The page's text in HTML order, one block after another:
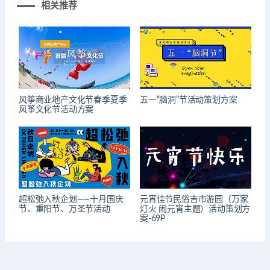
相关推荐
风筝商业地产文化节春季夏季
风筝文化节活动方案
五一“脑洞”节活动策划方案
超松弛入秋企划——十月国庆
节、重阳节、万圣节活动
元宵佳节民俗吉市游园（万家
灯火 闹元宵主题）活动策划方
案-69P